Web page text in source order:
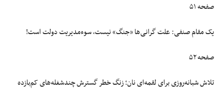
صفحه ۵۱
یک مقام صنفی: علت گرانی‌ها «جنگ» نیست، سوءمدیریت دولت است!
صفحه ۵۲
تلاش شبانه‌روزی برای لقمه‌ای نان؛ زنگ‌ خطر گسترش چندشغله‌‌های کم‌بازده